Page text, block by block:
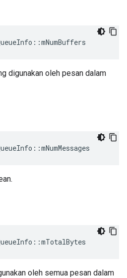
::mNumBuffers
digunakan oleh pesan dalam
::mNumMessages
::mTotalBytes
oleh semua pesan dalam